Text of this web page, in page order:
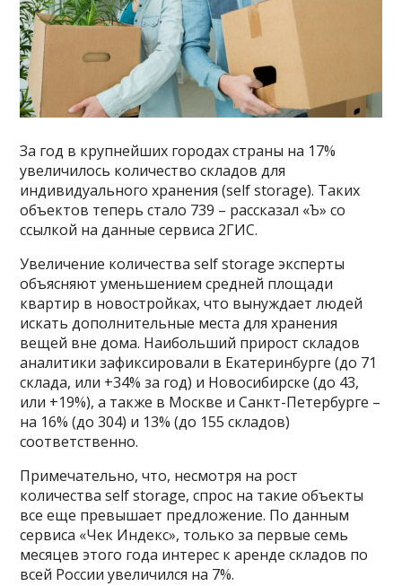
За год в крупнейших городах страны на 17%
увеличилось количество складов для
индивидуального хранения (self storage). Таких
объектов теперь стало 739 – рассказал «Ъ» со
ссылкой на данные сервиса 2ГИС.
Увеличение количества self storage эксперты
объясняют уменьшением средней площади
квартир в новостройках, что вынуждает людей
искать дополнительные места для хранения
вещей вне дома. Наибольший прирост складов
аналитики зафиксировали в Екатеринбурге (до 71
склада, или +34% за год) и Новосибирске (до 43,
или +19%), а также в Москве и Санкт-Петербурге –
на 16% (до 304) и 13% (до 155 складов)
соответственно.
Примечательно, что, несмотря на рост
количества self storage, спрос на такие объекты
все еще превышает предложение. По данным
сервиса «Чек Индекс», только за первые семь
месяцев этого года интерес к аренде складов по
всей России увеличился на 7%.